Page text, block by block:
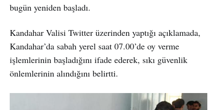
bugün yeniden başladı.
Kandahar Valisi Twitter üzerinden yaptığı açıklamada,
Kandahar’da sabah yerel saat 07.00’de oy verme
işlemlerinin başladığını ifade ederek, sıkı güvenlik
önlemlerinin alındığını belirtti.